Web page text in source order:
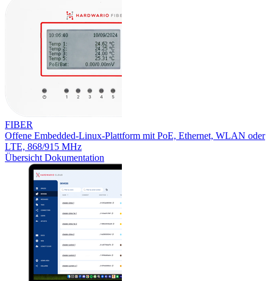
FIBER
Offene Embedded-Linux-Plattform mit PoE, Ethernet, WLAN oder
LTE, 868/915 MHz
Übersicht Dokumentation